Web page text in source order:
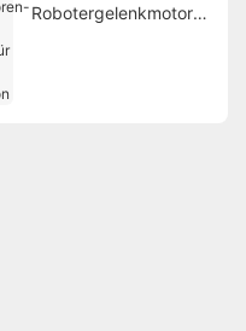
Robotergelenkmotore